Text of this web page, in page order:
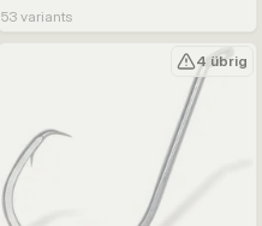
53 variants
4 übrig